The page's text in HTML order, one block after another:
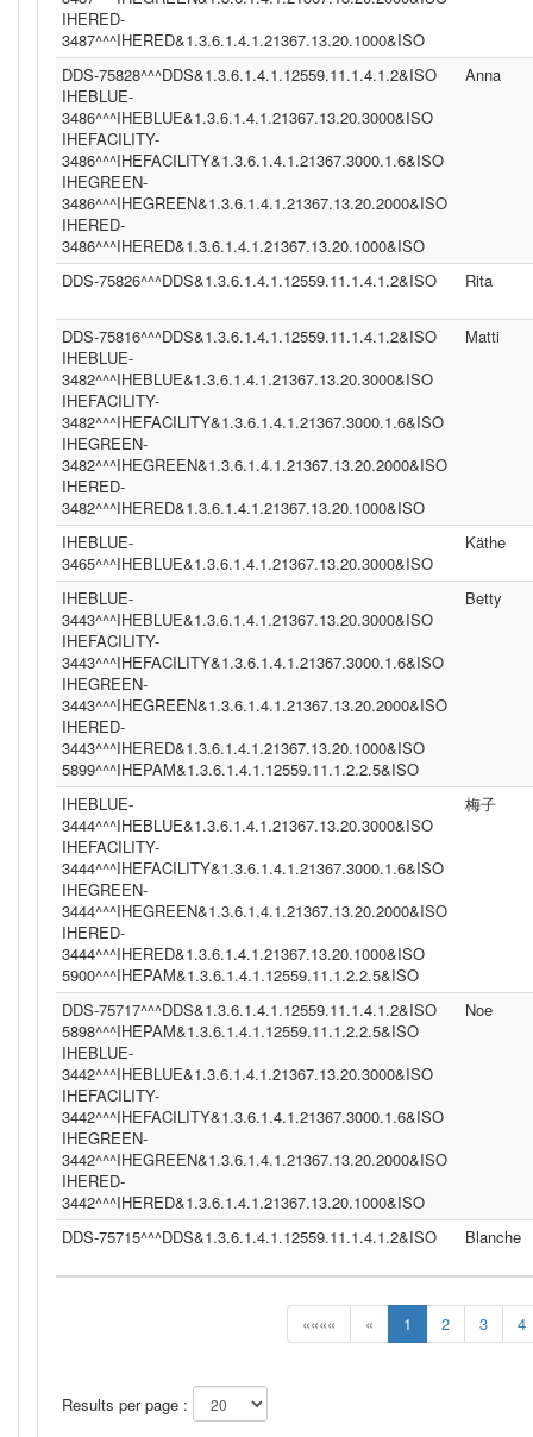
«««« « 1 2 3 4
Results per page :
IHERED-
3487^^^IHERED&1.3.6.1.4.1.21367.13.20.1000&ISO
DDS-75828^^^DDS&1.3.6.1.4.1.12559.11.1.4.1.2&ISO
IHEBLUE-
3486^^^IHEBLUE&1.3.6.1.4.1.21367.13.20.3000&ISO
IHEFACILITY-
3486^^^IHEFACILITY&1.3.6.1.4.1.21367.3000.1.6&ISO
IHEGREEN-
3486^^^IHEGREEN&1.3.6.1.4.1.21367.13.20.2000&ISO
IHERED-
3486^^^IHERED&1.3.6.1.4.1.21367.13.20.1000&ISO
Anna
DDS-75826^^^DDS&1.3.6.1.4.1.12559.11.1.4.1.2&ISO Rita
DDS-75816^^^DDS&1.3.6.1.4.1.12559.11.1.4.1.2&ISO
IHEBLUE-
3482^^^IHEBLUE&1.3.6.1.4.1.21367.13.20.3000&ISO
IHEFACILITY-
3482^^^IHEFACILITY&1.3.6.1.4.1.21367.3000.1.6&ISO
IHEGREEN-
3482^^^IHEGREEN&1.3.6.1.4.1.21367.13.20.2000&ISO
IHERED-
3482^^^IHERED&1.3.6.1.4.1.21367.13.20.1000&ISO
Matti
IHEBLUE-
3465^^^IHEBLUE&1.3.6.1.4.1.21367.13.20.3000&ISO
Käthe
IHEBLUE-
3443^^^IHEBLUE&1.3.6.1.4.1.21367.13.20.3000&ISO
IHEFACILITY-
3443^^^IHEFACILITY&1.3.6.1.4.1.21367.3000.1.6&ISO
IHEGREEN-
3443^^^IHEGREEN&1.3.6.1.4.1.21367.13.20.2000&ISO
IHERED-
3443^^^IHERED&1.3.6.1.4.1.21367.13.20.1000&ISO
5899^^^IHEPAM&1.3.6.1.4.1.12559.11.1.2.2.5&ISO
Betty
IHEBLUE-
3444^^^IHEBLUE&1.3.6.1.4.1.21367.13.20.3000&ISO
IHEFACILITY-
3444^^^IHEFACILITY&1.3.6.1.4.1.21367.3000.1.6&ISO
IHEGREEN-
3444^^^IHEGREEN&1.3.6.1.4.1.21367.13.20.2000&ISO
IHERED-
3444^^^IHERED&1.3.6.1.4.1.21367.13.20.1000&ISO
5900^^^IHEPAM&1.3.6.1.4.1.12559.11.1.2.2.5&ISO
梅子
DDS-75717^^^DDS&1.3.6.1.4.1.12559.11.1.4.1.2&ISO
5898^^^IHEPAM&1.3.6.1.4.1.12559.11.1.2.2.5&ISO
IHEBLUE-
3442^^^IHEBLUE&1.3.6.1.4.1.21367.13.20.3000&ISO
IHEFACILITY-
3442^^^IHEFACILITY&1.3.6.1.4.1.21367.3000.1.6&ISO
IHEGREEN-
3442^^^IHEGREEN&1.3.6.1.4.1.21367.13.20.2000&ISO
IHERED-
3442^^^IHERED&1.3.6.1.4.1.21367.13.20.1000&ISO
Noe
DDS-75715^^^DDS&1.3.6.1.4.1.12559.11.1.4.1.2&ISO Blanche